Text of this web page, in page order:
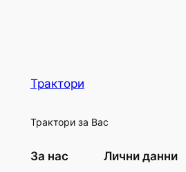
Трактори
Трактори за Вас
За нас Лични данни